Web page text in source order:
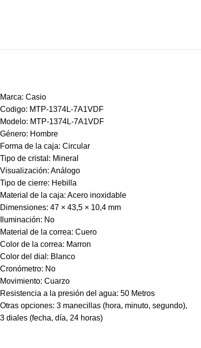
Marca: Casio
Codigo: MTP-1374L-7A1VDF
Modelo: MTP-1374L-7A1VDF
Género: Hombre
Forma de la caja: Circular
Tipo de cristal: Mineral
Visualización: Análogo
Tipo de cierre: Hebilla
Material de la caja: Acero inoxidable
Dimensiones: 47 × 43,5 × 10,4 mm
Iluminación: No
Material de la correa: Cuero
Color de la correa: Marron
Color del dial: Blanco
Cronómetro: No
Movimiento: Cuarzo
Resistencia a la presión del agua: 50 Metros
Otras opciones: 3 manecillas (hora, minuto, segundo),
3 diales (fecha, día, 24 horas)